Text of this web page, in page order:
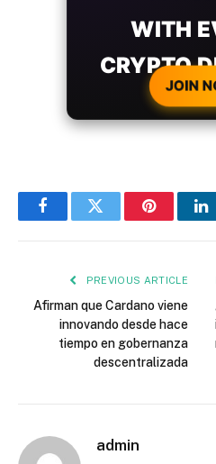
WITH
CRYPTO
JOIN
FacebookTwitter Pinterest
PREVIOUS ARTICLE
Afirman que Cardano viene
innovando desde hace
tiempo en gobernanza
descentralizada
admin